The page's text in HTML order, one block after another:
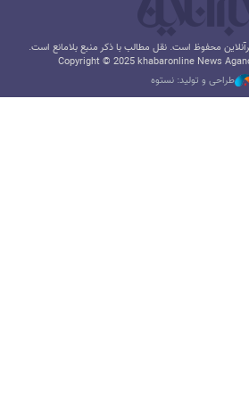
محفوظ است. نقل مطالب با ذکر منبع بلامانع است.
Copyright © 2025 khabaronline News
طراحی و تولید: نستوه